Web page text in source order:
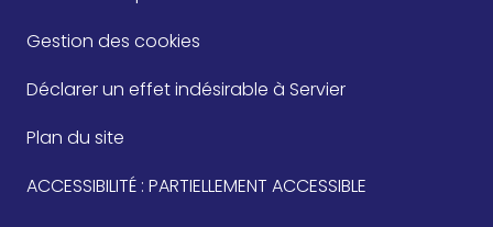
Gestion des cookies
Déclarer un effet indésirable à Servier
Plan du site
ACCESSIBILITÉ : PARTIELLEMENT ACCESSIBLE